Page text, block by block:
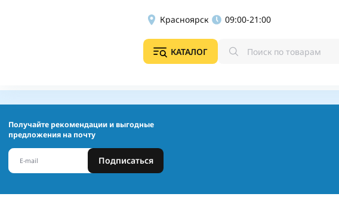
Красноярск 09:00-21:00
КАТАЛОГ
Получайте рекомендации и выгодные
предложения на почту
Подписаться